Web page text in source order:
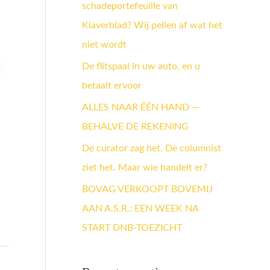
a
a
r
:
schadeportefeuille van
Klaverblad? Wij pellen af wat het
niet wordt
De flitspaal in uw auto, en u
betaalt ervoor
ALLES NAAR ÉÉN HAND —
BEHALVE DE REKENING
De curator zag het. De columnist
ziet het. Maar wie handelt er?
BOVAG VERKOOPT BOVEMIJ
AAN A.S.R.: EEN WEEK NA
START DNB-TOEZICHT